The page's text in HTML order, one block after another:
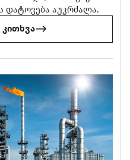
დატოვება აუკრძალა.